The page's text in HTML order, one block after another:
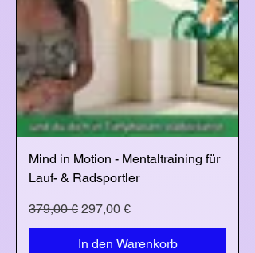
Mind in Motion - Mentaltraining für
Lauf- & Radsportler
Standardpreis
379,00 € Sale-Preis
297,00 €
In den Warenkorb